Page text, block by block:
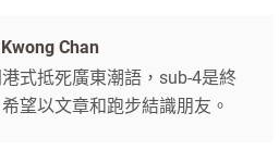
Chan
式抵死廣東潮語，sub-4是終
望以文章和跑步結識朋友。